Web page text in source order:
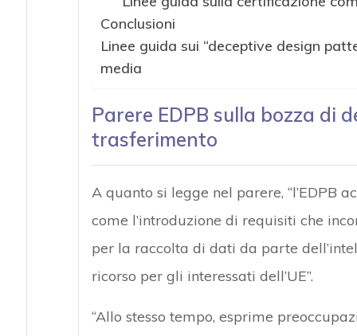
Conclusioni
Linee guida sui “deceptive design
media
Parere EDPB sulla bozza di
trasferimento
A quanto si legge nel parere, “l’EDPB
come l’introduzione di requisiti che
per la raccolta di dati da parte
ricorso per gli interessati dell’UE”.
“Allo stesso tempo, esprime